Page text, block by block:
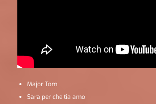
Major Tom
Sara per che tia amo